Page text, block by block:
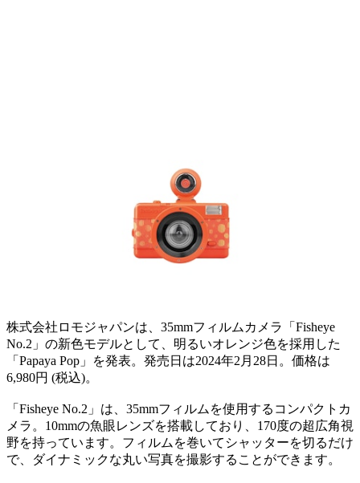
株式会社ロモジャパンは、35mmフィルムカメラ「Fisheye
No.2」の新色モデルとして、明るいオレンジ色を採用した
「Papaya Pop」を発表。発売日は2024年2月28日。価格は
6,980円 (税込)。
「Fisheye No.2」は、35mmフィルムを使用するコンパクトカ
メラ。10mmの魚眼レンズを搭載しており、170度の超広角視
野を持っています。フィルムを巻いてシャッターを切るだけ
で、ダイナミックな丸い写真を撮影することができます。